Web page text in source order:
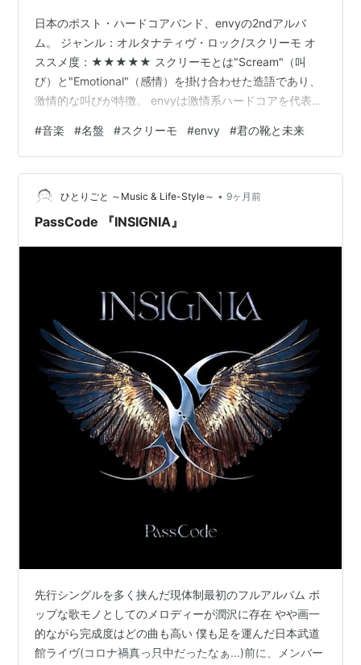
日本のポスト・ハードコアバンド、envyの2ndアルバ
ム。 ジャンル：オルタナティヴ・ロック/スクリーモ オ
ススメ度：★★★★★ スクリーモとは"Scream"（叫
び）と"Emotional"（感情）を掛け合わせた造語であり、
激情的な叫びが特徴。 envyは激情系ハードコアを代表す
ロックの憂い帯びたメロディと日本語による内省的な歌
詞、そしてスクリーモの感情を揺さ振るボーカルが合わ
さって、唯一無二の音楽性となっています。全体に良い
ですが、特にトラック10から11の流れは圧巻で感動的。
『君の靴と未来』はアメリカのRate Your Musicの『…
#音楽 #名盤 #スクリーモ #envy #君の靴と未来
ひとりごと ～Music & Life-Style～ • 9ヶ月前
PassCode 『INSIGNIA』
先行シングルを多く挟んだ現体制最初のフルアルバム ポ
ップな歌モノとしてのメロディーが潤沢に存在 やや画一
的ながら完成度はどの曲も高い 僕も足を運んだ日本武道
館ライヴ(コロナ禍真っ只中だったなぁ...)前に、メンバー